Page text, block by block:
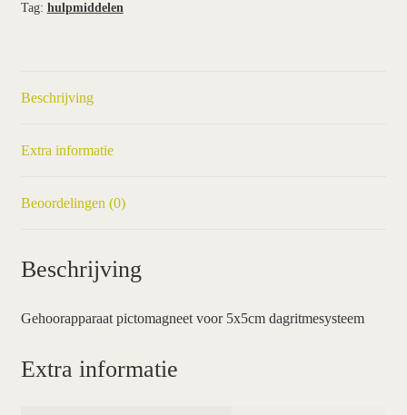
Tag: hulpmiddelen
Beschrijving
Extra informatie
Beoordelingen (0)
Beschrijving
Gehoorapparaat pictomagneet voor 5x5cm dagritmesysteem
Extra informatie